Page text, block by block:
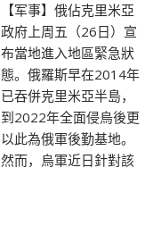
【军事】俄佔克里米亞
政府上周五（26日）宣
布當地進入地區緊急狀
態。俄羅斯早在2014年
已吞併克里米亞半島，
到2022年全面侵烏後更
以此為俄軍後勤基地。
然而，烏軍近日針對該